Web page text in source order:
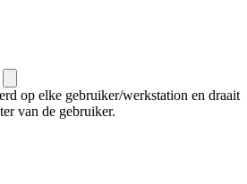
op elke gebruiker/werkstation en draait
van de gebruiker.